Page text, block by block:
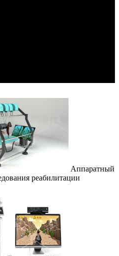
Аппаратный
реабилитации